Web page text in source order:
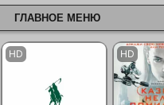
ГЛАВНОЕ МЕНЮ